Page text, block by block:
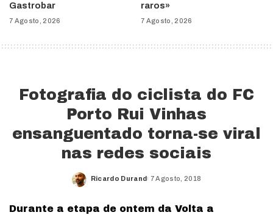
Gastrobar
7 Agosto, 2026
raros»
7 Agosto, 2026
Fotografia do ciclista do FC
Porto Rui Vinhas
ensanguentado torna-se viral
nas redes sociais
Posted
Ricardo Durand 7 Agosto, 2018
Durante a etapa de ontem da Volta a